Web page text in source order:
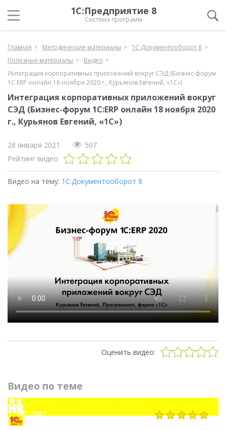
1С:Предприятие 8
Система программ
Главная Методические материалы
1С:Документооборот 8
Полезные материалы
Видео
Интеграция корпоративных приложений вокруг СЭД (Бизнес-форум
1С:ERP онлайн 18 ноября 2020 г., Курьянов Евгений, «1С»)
Интеграция корпоративных приложений вокруг
СЭД (Бизнес-форум 1С:ERP онлайн 18 ноября 2020
г., Курьянов Евгений, «1С»)
28 января 2021
507
Рейтинг видео
Видео на тему: 1С:Документооборот 8
Оценить видео:
Видео по теме
2982